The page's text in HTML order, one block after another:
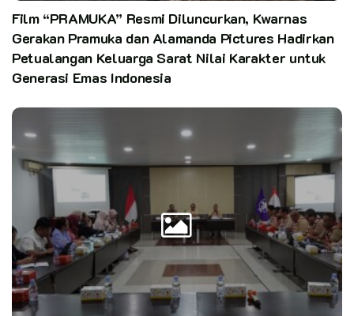
Nasional (KPMN) Tahun 2024
Film “PRAMUKA” Resmi Diluncurkan, Kwarnas
Gerakan Pramuka dan Alamanda Pictures Hadirkan
Petualangan Keluarga Sarat Nilai Karakter untuk
Generasi Emas Indonesia